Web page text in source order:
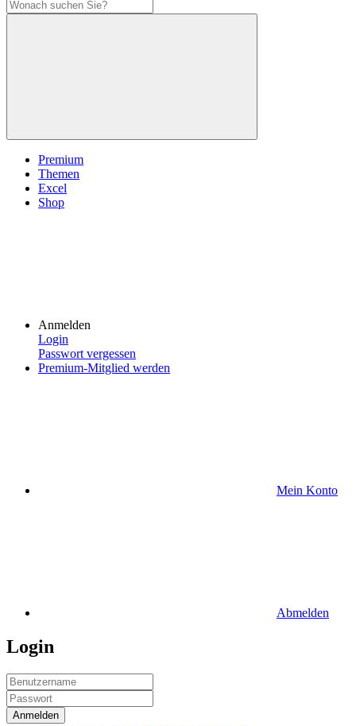
Premium
Themen
Excel
Shop
Anmelden
Login
Passwort vergessen
Premium-Mitglied werden
Mein Konto
Abmelden
Login
Anmelden